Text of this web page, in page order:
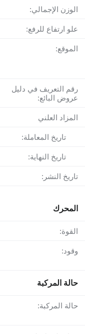
الوزن الإجمالي:
علو ارتفاع للرفع:
الموقع:
رقم التعريف في دليل
عروض البائع:
المزاد العلني
تاريخ المعاملة:
تاريخ النهاية:
تاريخ النشر:
المحرك
القوة:
وقود:
حالة المركبة
حالة المركبة: